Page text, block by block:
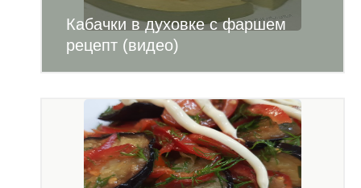
Кабачки в духовке с фаршем
рецепт (видео)